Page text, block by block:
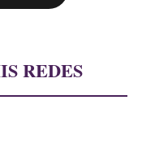
REDES